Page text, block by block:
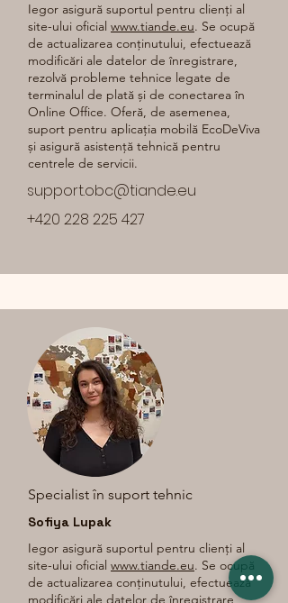
Iegor asigură suportul pentru clienți al
site-ului oficial www.tiande.eu. Se ocupă
de actualizarea conținutului, efectuează
modificări ale datelor de înregistrare,
rezolvă probleme tehnice legate de
terminalul de plată și de conectarea în
Online Office. Oferă, de asemenea,
suport pentru aplicația mobilă EcoDeViva
și asigură asistență tehnică pentru
centrele de servicii.
support.obc@tiande.eu
+420 228 225 427
Specialist în suport tehnic
Sofiya Lupak
Iegor asigură suportul pentru clienți al
site-ului oficial www.tiande.eu. Se ocupă
de actualizarea conținutului, efectuează
modificări ale datelor de înregistrare,